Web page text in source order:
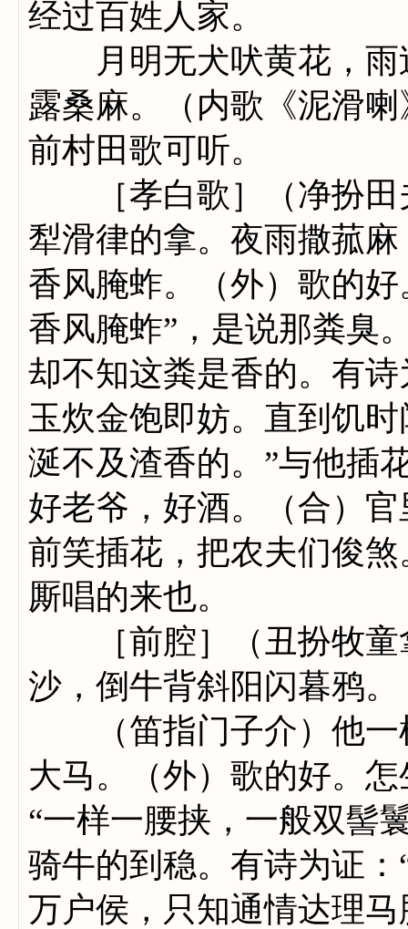
经过百姓人家。
月明无犬吠黄花，雨
露桑麻。（内歌《泥滑
前村田歌可听。
［孝白歌］（净扮田
犁滑律的拿。夜雨撒菰
香风腌蚱。（外）歌的
香风腌蚱”，是说那粪臭
却不知这粪是香的。有
玉炊金饱即妨。直到饥
涎不及渣香的。”与他插
好老爷，好酒。（合）
前笑插花，把农夫们俊
厮唱的来也。
［前腔］（丑扮牧童
沙，倒牛背斜阳闪暮鸦。
（笛指门子介）他一
大马。（外）歌的好。
“一样一腰挟，一般双髻
骑牛的到稳。有诗为证：
万户侯，只知通情达理